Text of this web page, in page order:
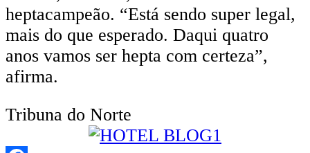
heptacampeão. “Está sendo super legal,
mais do que esperado. Daqui quatro
anos vamos ser hepta com certeza”,
afirma.
Tribuna do Norte